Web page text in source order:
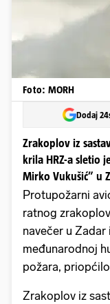
Foto: MORH
Dodaj
Zrakoplov iz
krila HRZ-a sletio
Mirko Vukušić” u
Protupožarni
ratnog
navečer u
međunarodnoj
požara,
Zrakoplov iz